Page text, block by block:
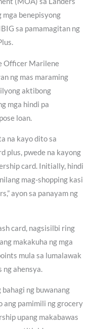
mga benepisyong
sa pamamagitan ng
Officer Marilene
ng mas maraming
aktibong
mga hindi pa
loan.
na kayo dito sa
plus, pwede na kayong
card. Initially, hindi
mag-shopping kasi
ayon sa panayam ng
card, nagsisilbi ring
makakuha ng mga
mula sa lumalawak
ng ahensya.
ng buwanang
ang pamimili ng grocery
upang makabawas